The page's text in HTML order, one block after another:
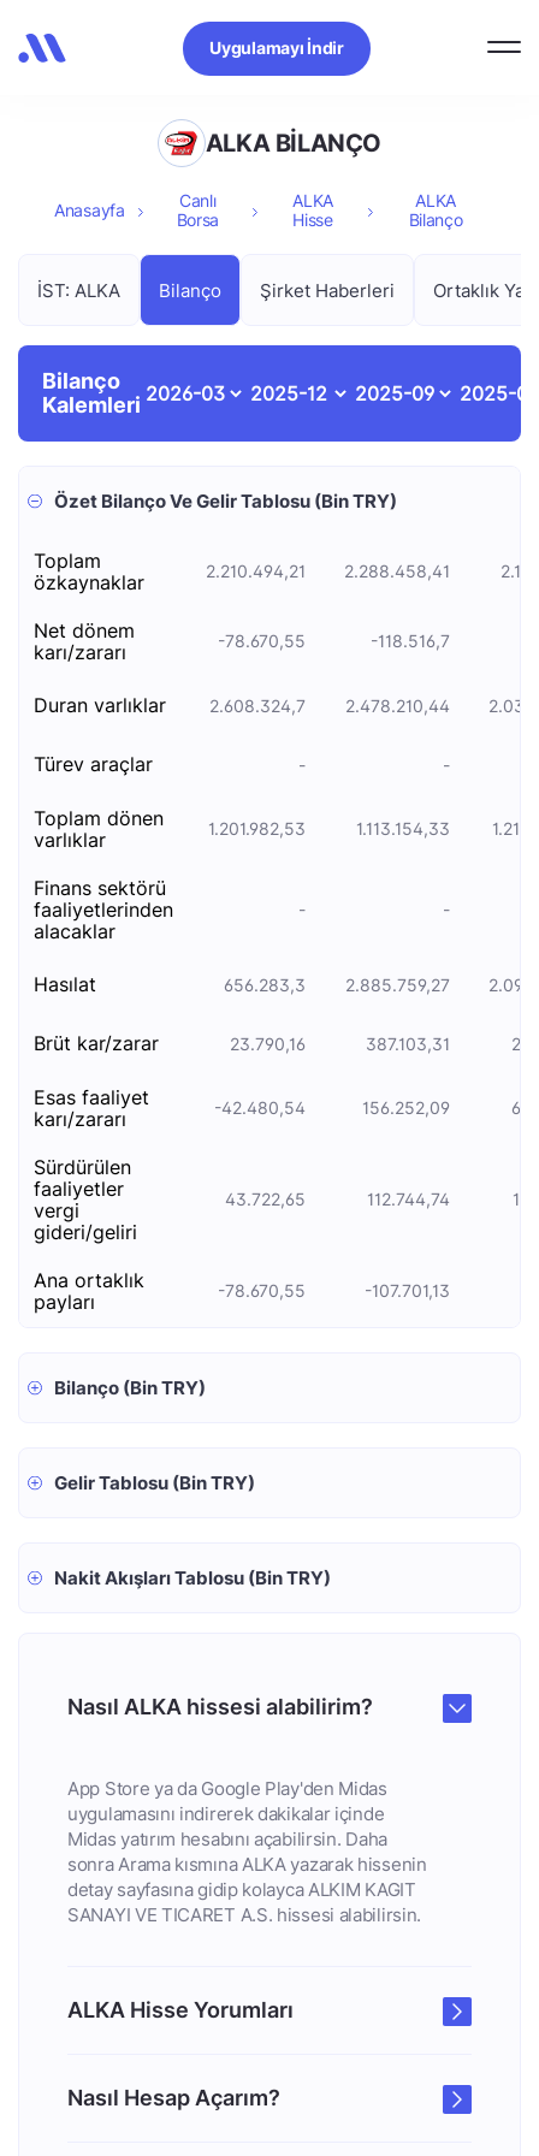
Uygulamayı İndir
ALKA BİLANÇO
Anasayfa
Canlı
Borsa
ALKA
Hisse
ALKA
Bilanço
İST: ALKA Bilanço Şirket Haberleri Ortaklık
Bilanço
Kalemleri
Özet Bilanço Ve Gelir Tablosu (Bin TRY)
toplam
özkaynaklar
2.210.494,21 2.288.458,41
net dönem
karı/zararı
-78.670,55 -118.516,7
duran varliklar 2.608.324,7 2.478.210,44
türev araçlar - -
toplam dönen
varlıklar
1.201.982,53 1.113.154,33
finans sektörü
faaliyetlerinden
alacaklar
- -
hasılat 656.283,3 2.885.759,27
brüt kar/zarar 23.790,16 387.103,31
esas faali̇yet
kari/zarari
-42.480,54 156.252,09
sürdürülen
faaliyetler
vergi
gideri/geliri
43.722,65 112.744,74
ana ortaklık
payları
-78.670,55 -107.701,13
Bilanço (Bin TRY)
Gelir Tablosu (Bin TRY)
Nakit Akışları Tablosu (Bin TRY)
Nasıl ALKA hissesi alabilirim?
App Store ya da Google Play'den Midas
uygulamasını indirerek dakikalar içinde
Midas yatırım hesabını açabilirsin. Daha
sonra Arama kısmına ALKA yazarak hissenin
detay sayfasına gidip kolayca ALKIM KAGIT
SANAYI VE TICARET A.S. hissesi alabilirsin.
ALKA Hisse Yorumları
Nasıl Hesap Açarım?